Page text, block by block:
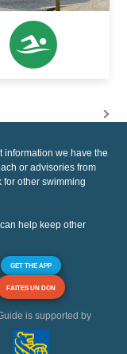
information we have the
or advisories from
other swimming
help keep other
GET THE APP
FAITES UN DON
is supported by